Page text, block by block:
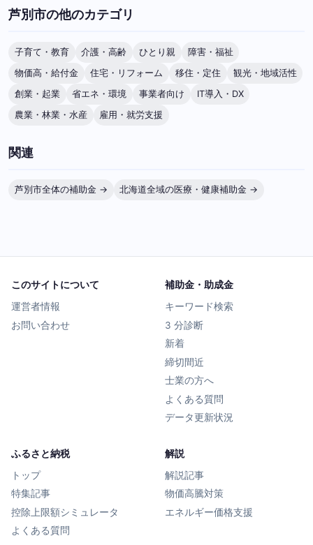
芦別市の他のカテゴリ
子育て・教育 介護・高齢 ひとり親
障害・福祉
物価高・給付金
住宅・リフォーム 移住・定住
観光・地域活性
創業・起業
省エネ・環境 事業者向け
IT導入・DX
農業・林業・水産
雇用・就労支援
関連
芦別市全体の補助金 → 北海道全域の医療・健康補助金 →
このサイトについて
運営者情報
お問い合わせ
補助金・助成金
キーワード検索
3 分診断
新着
締切間近
士業の方へ
よくある質問
データ更新状況
ふるさと納税
トップ
特集記事
控除上限額シミュレータ
よくある質問
解説
解説記事
物価高騰対策
エネルギー価格支援